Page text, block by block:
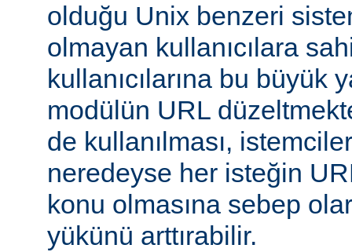
olduğu Unix benzeri
olmayan kullanıcılara
kullanıcılarına bu büyük
modülün URL
de kullanılması,
neredeyse her isteğin
konu olmasına sebep
yükünü arttırabilir.